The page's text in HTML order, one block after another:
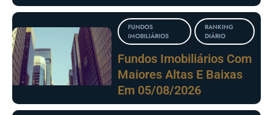
FUNDOS
IMOBILIÁRIOS
RANKING
DIÁRIO
Fundos Imobiliários Com
Maiores Altas E Baixas
Em 05/08/2026